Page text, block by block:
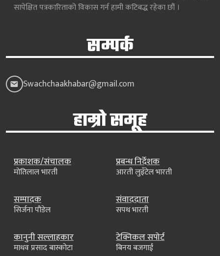
सापेक्षित पत्रकारिताको विकास गर्न हामी कटिबद्ध रहेका छौं ।
सम्पर्क
Swachchaakhabar@gmail.com
हाम्रो समूह
प्रकाशक/संचालक
मोतिलाल भारती
प्रबन्ध निर्देशक
आरती लुइँटेल भारती
सम्पादक
सिर्जना पौडेल
संवाददाता
सपथ भारती
कानुनी सल्लाहकार
माधव प्रसाद बास्कोटा
टेक्निकल सपोर्ट
बिनय बजगाईं